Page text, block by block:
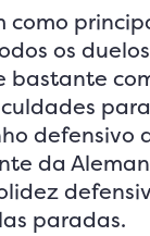
como
os
bastante
defensivo
da
paradas.